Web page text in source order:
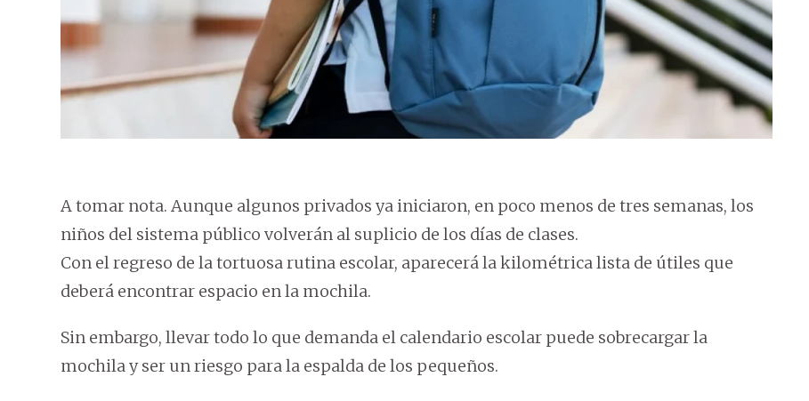
A tomar nota. Aunque algunos privados ya iniciaron, en poco menos de tres semanas, los
niños del sistema público volverán al suplicio de los días de clases.
Con el regreso de la tortuosa rutina escolar, aparecerá la kilométrica lista de útiles que
deberá encontrar espacio en la mochila.
Sin embargo, llevar todo lo que demanda el calendario escolar puede sobrecargar la
mochila y ser un riesgo para la espalda de los pequeños.